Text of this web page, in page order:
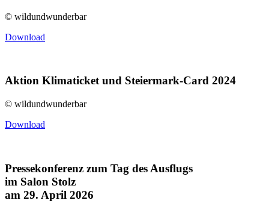
© wildundwunderbar
Download
Aktion Klimaticket und Steiermark-Card 2024
© wildundwunderbar
Download
Pressekonferenz zum Tag des Ausflugs
im Salon Stolz
am 29. April 2026